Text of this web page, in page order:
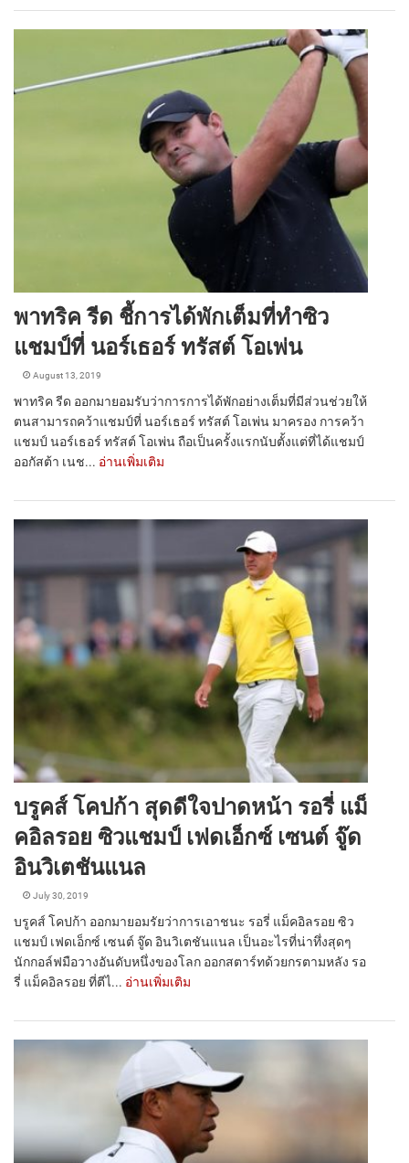
พาทริค รีด ชี้การได้พักเต็มที่ทำซิว
แชมป์ที่ นอร์เธอร์ ทรัสต์ โอเพ่น
August 13, 2019
พาทริค รีด ออกมายอมรับว่าการการได้พักอย่างเต็มที่มีส่วนช่วยให้
ตนสามารถคว้าแชมป์ที่ นอร์เธอร์ ทรัสต์ โอเพ่น มาครอง การคว้า
แชมป์ นอร์เธอร์ ทรัสต์ โอเพ่น ถือเป็นครั้งแรกนับตั้งแต่ที่ได้แชมป์
ออกัสต้า เนช... อ่านเพิ่มเติม
บรูคส์ โคปก้า สุดดีใจปาดหน้า รอรี่ แม็
คอิลรอย ซิวแชมป์ เฟดเอ็กซ์ เซนต์ จู๊ด
อินวิเตชันแนล
July 30, 2019
บรูคส์ โคปก้า ออกมายอมรัยว่าการเอาชนะ รอรี่ แม็คอิลรอย ซิว
แชมป์ เฟดเอ็กซ์ เซนต์ จู๊ด อินวิเตชันแนล เป็นอะไรที่น่าทึ่งสุดๆ
นักกอล์ฟมือวางอันดับหนึ่งของโลก ออกสตาร์ทด้วยกรตามหลัง รอ
รี่ แม็คอิลรอย ที่ตีไ... อ่านเพิ่มเติม